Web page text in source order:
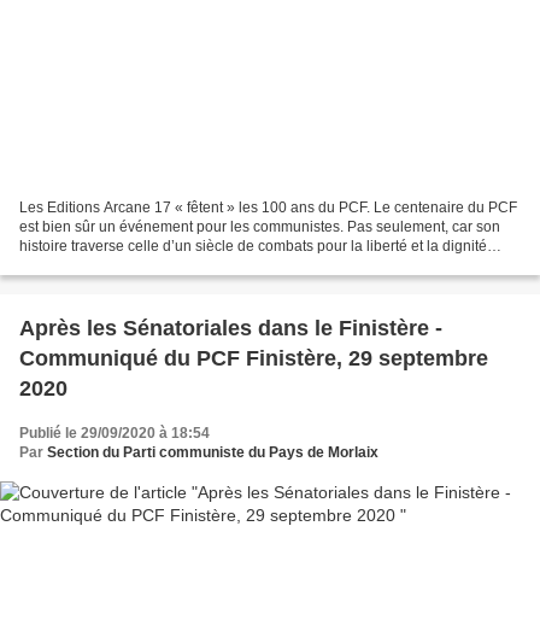
Les Editions Arcane 17 « fêtent » les 100 ans du PCF. Le centenaire du PCF
est bien sûr un événement pour les communistes. Pas seulement, car son
histoire traverse celle d’un siècle de combats pour la liberté et la dignité
Après les Sénatoriales dans le Finistère -
Communiqué du PCF Finistère, 29 septembre
2020
Publié le 29/09/2020 à 18:54
Par Section du Parti communiste du Pays de Morlaix